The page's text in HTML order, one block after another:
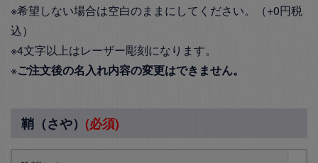
※希望しない場合は空白のままにしてください。（+0円税
込）
※4文字以上はレーザー彫刻になります。
※ご注文後の名入れ内容の変更はできません。
鞘（さや） (必須)